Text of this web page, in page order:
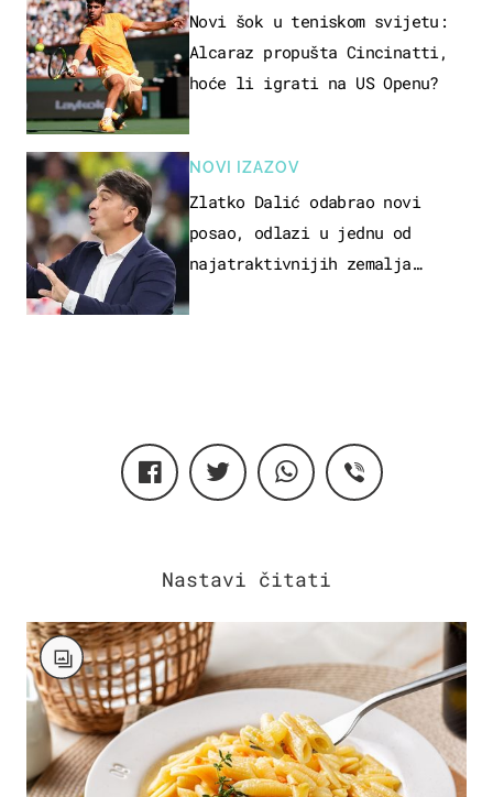
Novi šok u teniskom svijetu:
Alcaraz propušta Cincinatti,
hoće li igrati na US Openu?
NOVI IZAZOV
Zlatko Dalić odabrao novi
posao, odlazi u jednu od
najatraktivnijih zemalja